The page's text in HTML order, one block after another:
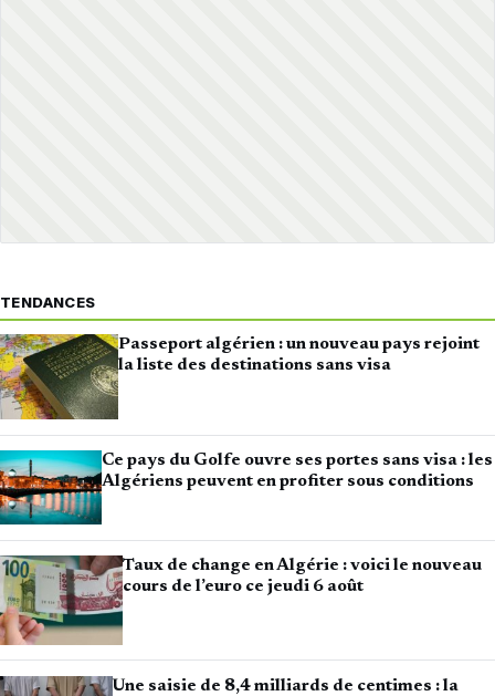
TENDANCES
Passeport algérien : un nouveau pays rejoint
la liste des destinations sans visa
Ce pays du Golfe ouvre ses portes sans visa : les
Algériens peuvent en profiter sous conditions
Taux de change en Algérie : voici le nouveau
cours de l’euro ce jeudi 6 août
Une saisie de 8,4 milliards de centimes : la